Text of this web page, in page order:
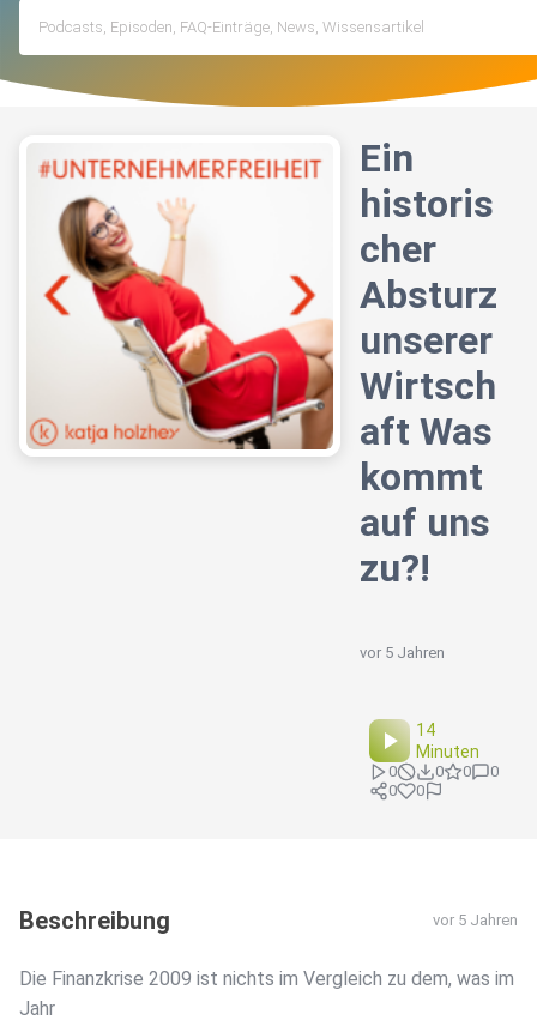
Ein
historis
cher
Absturz
unserer
Wirtsch
aft Was
kommt
auf uns
zu?!
vor 5 Jahren
14
Minuten
0 0 0
0
0
0
Beschreibung vor 5 Jahren
Die Finanzkrise 2009 ist nichts im Vergleich zu dem, was im
Jahr